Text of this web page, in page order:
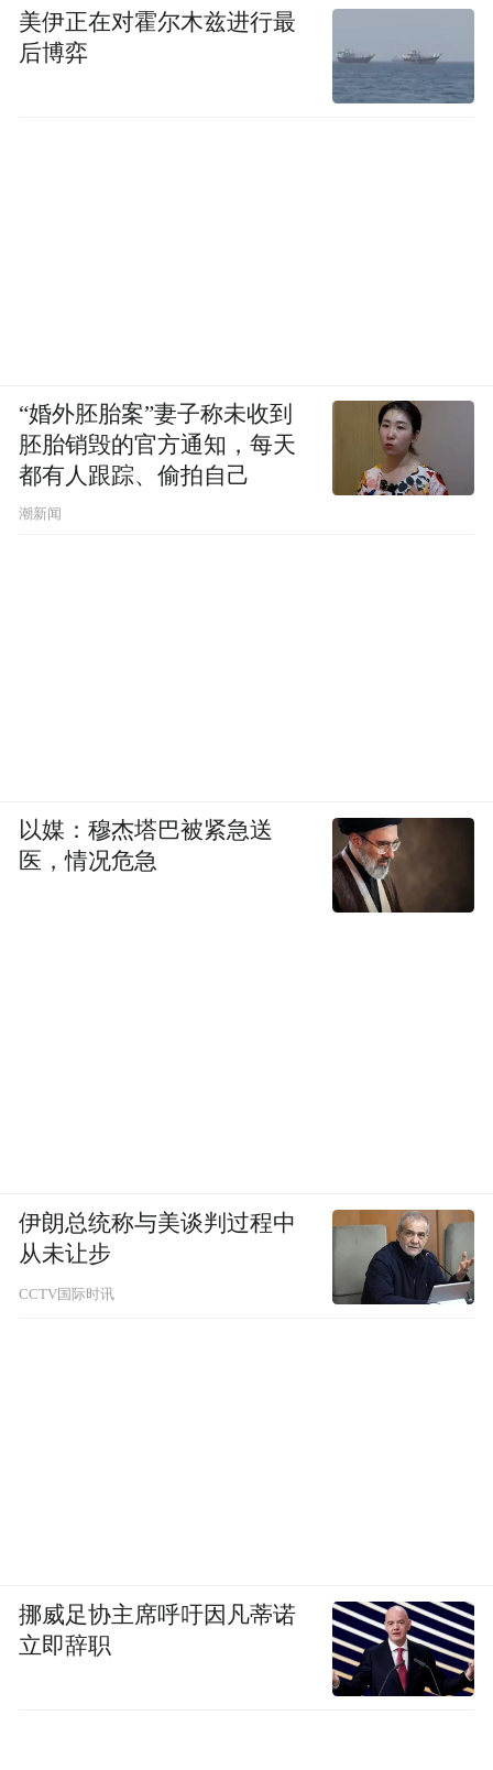
美伊正在对霍尔木兹进行最
后博弈
“婚外胚胎案”妻子称未收到
胚胎销毁的官方通知，每天
都有人跟踪、偷拍自己
潮新闻
以媒：穆杰塔巴被紧急送
医，情况危急
伊朗总统称与美谈判过程中
从未让步
CCTV国际时讯
挪威足协主席呼吁因凡蒂诺
立即辞职